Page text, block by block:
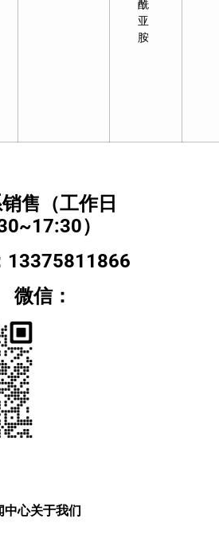
酰
亚
胺
售（工作日
）
13375811866
微信：
中心关于我们